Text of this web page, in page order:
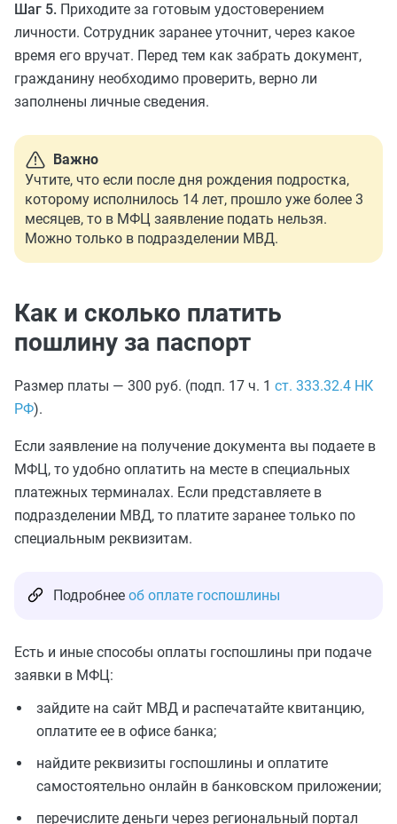
Шаг 5. Приходите за готовым удостоверением
личности. Сотрудник заранее уточнит, через какое
время его вручат. Перед тем как забрать документ,
гражданину необходимо проверить, верно ли
заполнены личные сведения.
Важно
Учтите, что если после дня рождения подростка,
которому исполнилось 14 лет, прошло уже более 3
месяцев, то в МФЦ заявление подать нельзя.
Можно только в подразделении МВД.
Как и сколько платить
пошлину за паспорт
Размер платы — 300 руб. (подп. 17 ч. 1 ст. 333.32.4 НК
РФ).
Если заявление на получение документа вы подаете в
МФЦ, то удобно оплатить на месте в специальных
платежных терминалах. Если представляете в
подразделении МВД, то платите заранее только по
специальным реквизитам.
Подробнее об оплате госпошлины
Есть и иные способы оплаты госпошлины при подаче
заявки в МФЦ:
зайдите на сайт МВД и распечатайте квитанцию,
оплатите ее в офисе банка;
найдите реквизиты госпошлины и оплатите
самостоятельно онлайн в банковском приложении;
перечислите деньги через региональный портал